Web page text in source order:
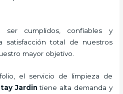
ser cumplidos, confiables y
satisfacción total de nuestros
mayor objetivo.
el servicio de limpieza de
Jardintiene alta demanda y